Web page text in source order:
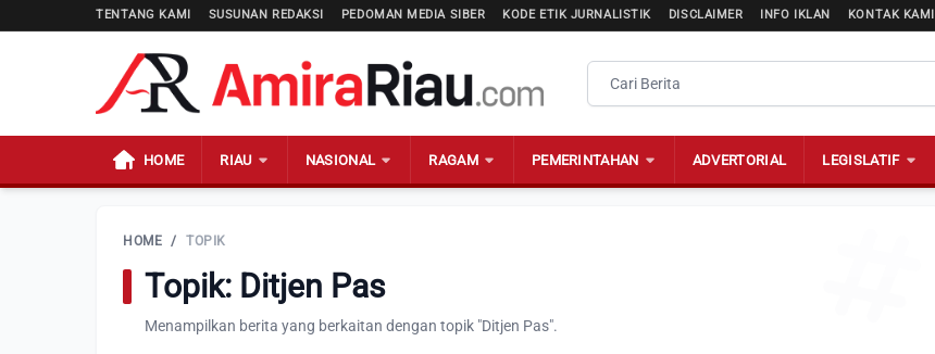
TENTANG KAMI SUSUNAN REDAKSI PEDOMAN MEDIA SIBER KODE ETIK JURNALISTIK DISCLAIMER INFO IKLAN KONTAK KAMI
HOME RIAU NASIONAL RAGAM PEMERINTAHAN ADVERTORIAL LEGISLATIF
HOME / TOPIK
Topik: Ditjen Pas
Menampilkan berita yang berkaitan dengan topik "Ditjen Pas".